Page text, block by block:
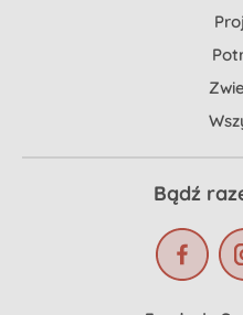
Bądź